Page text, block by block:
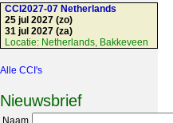
CCI2027-07 Netherlands
25 jul 2027 (zo)
31 jul 2027 (za)
Locatie: Netherlands, Bakkeveen
Alle CCI's
Nieuwsbrief
Naam